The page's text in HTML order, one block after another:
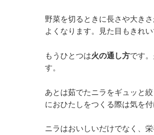
野菜を切るときに長さや大き
よくなります。見た目もきれい
もうひとつは火の通し方です
す。
あとは茹でたニラをギュッと
におひたしをつくる際は気を付
ニラはおいしいだけでなく、